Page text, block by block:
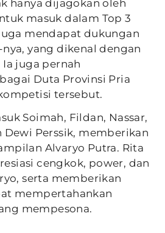
hanya dijagokan oleh
masuk dalam Top 3
mendapat dukungan
yang dikenal dengan
juga pernah
Duta Provinsi Pria
tersebut.
Soimah, Fildan, Nassar,
Dewi Perssik, memberikan
Alvaryo Putra. Rita
cengkok, power, dan
serta memberikan
mempertahankan
mempesona.